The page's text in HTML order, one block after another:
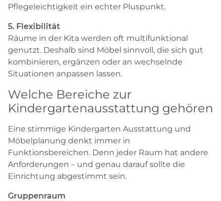
Pflegeleichtigkeit ein echter Pluspunkt.
5. Flexibilität
Räume in der Kita werden oft multifunktional
genutzt. Deshalb sind Möbel sinnvoll, die sich gut
kombinieren, ergänzen oder an wechselnde
Situationen anpassen lassen.
Welche Bereiche zur
Kindergartenausstattung gehören
Eine stimmige Kindergarten Ausstattung und
Möbelplanung denkt immer in
Funktionsbereichen. Denn jeder Raum hat andere
Anforderungen – und genau darauf sollte die
Einrichtung abgestimmt sein.
Gruppenraum